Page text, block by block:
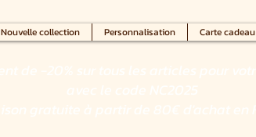
Nouvelle collection Personnalisation Carte cadeau